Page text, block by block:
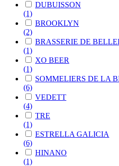
DUBUISSON
(1)
BROOKLYN
(2)
BRASSERIE DE
(1)
XO BEER
(1)
SOMMELIERS DE LA
(6)
VEDETT
(4)
TRE
(1)
ESTRELLA GALICIA
(6)
HINANO
(1)